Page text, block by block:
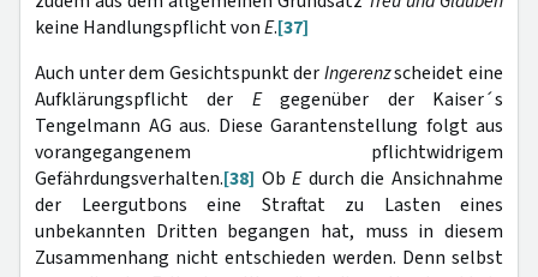
keine Handlungspflicht vonE.[37]
Auch unter dem Gesichtspunkt derIngerenzscheidet eine
Aufklärungspflicht der Egegenüber der Kaiser´s
Tengelmann AG aus. Diese Garantenstellung folgt aus
vorangegangenem pflichtwidrigem
Gefährdungsverhalten.[38] ObEdurch die Ansichnahme
der Leergutbons eine Straftat zu Lasten eines
unbekannten Dritten begangen hat, muss in diesem
Zusammenhang nicht entschieden werden. Denn selbst